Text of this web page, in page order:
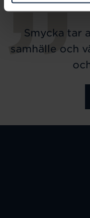
Smycka tar
samhälle och